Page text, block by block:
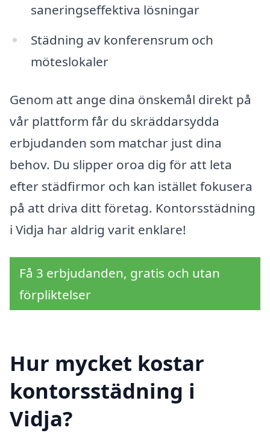
saneringseffektiva lösningar
Städning av konferensrum och
möteslokaler
Genom att ange dina önskemål direkt på
vår plattform får du skräddarsydda
erbjudanden som matchar just dina
behov. Du slipper oroa dig för att leta
efter städfirmor och kan istället fokusera
på att driva ditt företag. Kontorsstädning
i Vidja har aldrig varit enklare!
Få 3 erbjudanden, gratis och utan
förpliktelser
Hur mycket kostar
kontorsstädning i
Vidja?